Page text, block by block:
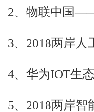
2、物联中国
3、2018两岸人
4、华为IOT生
5、2018两岸智